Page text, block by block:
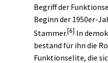
Begriff der
Beginn der 1950er-
Stammer.[6] In
bestand für ihn die
Funktionselite, die